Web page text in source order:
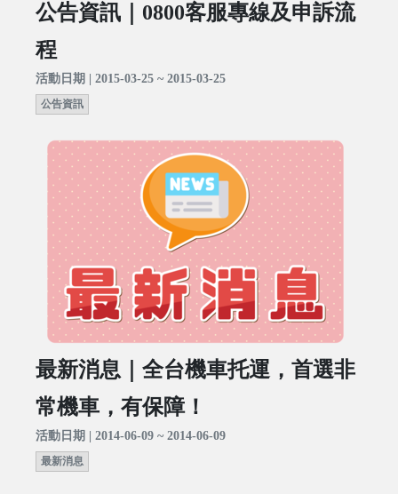
公告資訊｜0800客服專線及申訴流
程
活動日期 | 2015-03-25 ~ 2015-03-25
公告資訊
最新消息｜全台機車托運，首選非
常機車，有保障！
活動日期 | 2014-06-09 ~ 2014-06-09
最新消息